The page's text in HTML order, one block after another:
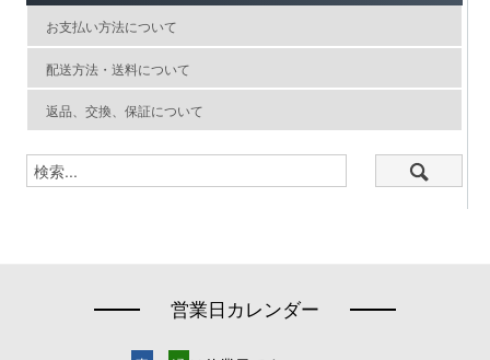
お支払い方法について
配送方法・送料について
返品、交換、保証について
営業日カレンダー